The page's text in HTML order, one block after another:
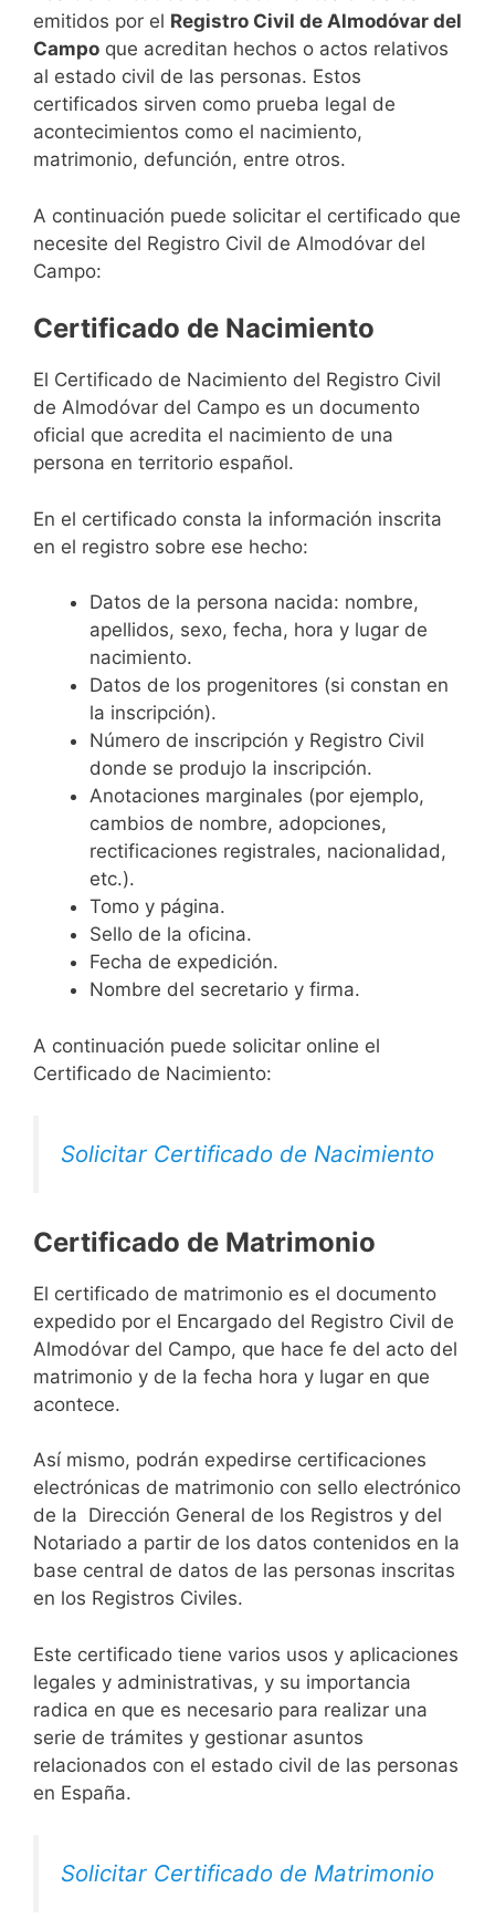
emitidos por el Registro Civil de Almodóvar del
Campo que acreditan hechos o actos relativos
al estado civil de las personas. Estos
certificados sirven como prueba legal de
acontecimientos como el nacimiento,
matrimonio, defunción, entre otros.
A continuación puede solicitar el certificado que
necesite del Registro Civil de Almodóvar del
Campo:
Certificado de Nacimiento
El Certificado de Nacimiento del Registro Civil
de Almodóvar del Campo es un documento
oficial que acredita el nacimiento de una
persona en territorio español.
En el certificado consta la información inscrita
en el registro sobre ese hecho:
Datos de la persona nacida: nombre,
apellidos, sexo, fecha, hora y lugar de
nacimiento.
Datos de los progenitores (si constan en
la inscripción).
Número de inscripción y Registro Civil
donde se produjo la inscripción.
Anotaciones marginales (por ejemplo,
cambios de nombre, adopciones,
rectificaciones registrales, nacionalidad,
etc.).
Tomo y página.
Sello de la oficina.
Fecha de expedición.
Nombre del secretario y firma.
A continuación puede solicitar online el
Certificado de Nacimiento:
Solicitar Certificado de Nacimiento
Certificado de Matrimonio
El certificado de matrimonio es el documento
expedido por el Encargado del Registro Civil de
Almodóvar del Campo, que hace fe del acto del
matrimonio y de la fecha hora y lugar en que
acontece.
Así mismo, podrán expedirse certificaciones
electrónicas de matrimonio con sello electrónico
de la Dirección General de los Registros y del
Notariado a partir de los datos contenidos en la
base central de datos de las personas inscritas
en los Registros Civiles.
Este certificado tiene varios usos y aplicaciones
legales y administrativas, y su importancia
radica en que es necesario para realizar una
serie de trámites y gestionar asuntos
relacionados con el estado civil de las personas
en España.
Solicitar Certificado de Matrimonio